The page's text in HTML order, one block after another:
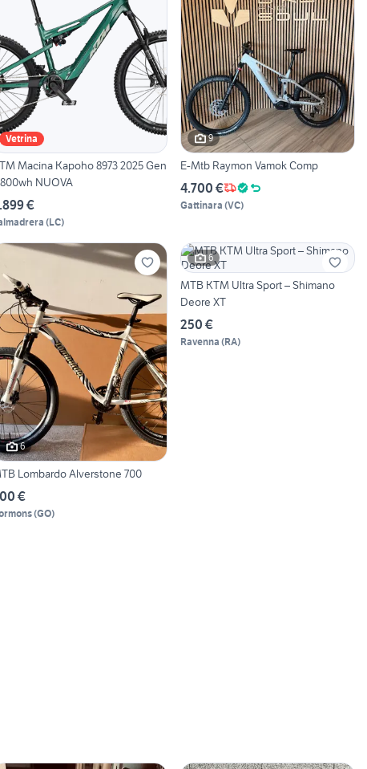
Vetrina
Macina Kapoho 8973 2025 Gen
NUOVA
€
(LC)
9
E-Mtb Raymon Vamok Comp
4.700 €
Gattinara (VC)
6
Lombardo Alverstone 700
€
(GO)
6
MTB KTM Ultra Sport – Shimano
Deore XT
250 €
Ravenna (RA)